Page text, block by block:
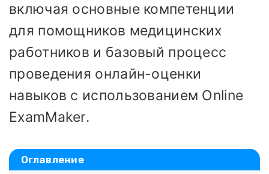
включая основные компетенции
для помощников медицинских
работников и базовый процесс
проведения онлайн-оценки
навыков с использованием Online
ExamMaker.
Оглавление